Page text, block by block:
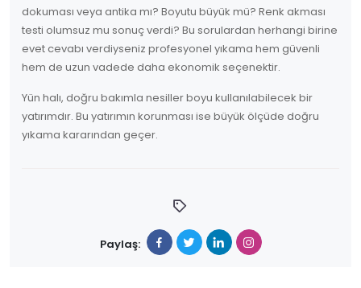
dokuması veya antika mı? Boyutu büyük mü? Renk akması
testi olumsuz mu sonuç verdi? Bu sorulardan herhangi birine
evet cevabı verdiyseniz profesyonel yıkama hem güvenli
hem de uzun vadede daha ekonomik seçenektir.
Yün halı, doğru bakımla nesiller boyu kullanılabilecek bir
yatırımdır. Bu yatırımın korunması ise büyük ölçüde doğru
yıkama kararından geçer.
Paylaş: